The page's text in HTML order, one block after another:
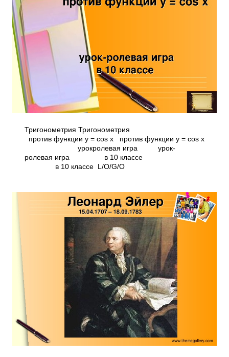
Тригонометрия Тригонометрия
против функции у = cos x против функции у = cos x
урок­ролевая игра урок­
ролевая игра в 10 классе
в 10 классе L/O/G/O